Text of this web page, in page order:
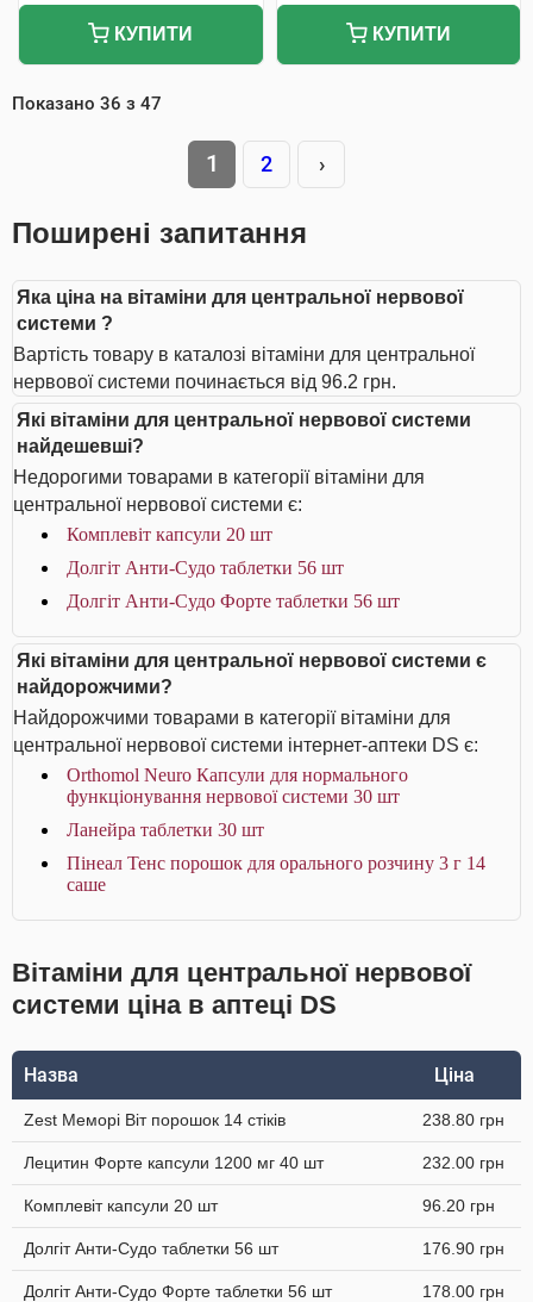
КУПИТИ КУПИТИ
Показано 36 з 47
1 2 ›
Поширені запитання
Яка ціна на вітаміни для центральної нервової
системи ?
Вартість товару в каталозі вітаміни для центральної
нервової системи починається від 96.2 грн.
Які вітаміни для центральної нервової системи
найдешевші?
Недорогими товарами в категорії вітаміни для
центральної нервової системи є:
Комплевіт капсули 20 шт
Долгіт Анти-Судо таблетки 56 шт
Долгіт Анти-Судо Форте таблетки 56 шт
Які вітаміни для центральної нервової системи є
найдорожчими?
Найдорожчими товарами в категорії вітаміни для
центральної нервової системи інтернет-аптеки DS є:
Orthomol Neuro Капсули для нормального
функціонування нервової системи 30 шт
Ланейра таблетки 30 шт
Пінеал Тенс порошок для орального розчину 3 г 14
саше
Вітаміни для центральної нервової
системи ціна в аптеці DS
Назва Ціна
Zest Меморі Віт порошок 14 стіків 238.80 грн
Лецитин Форте капсули 1200 мг 40 шт 232.00 грн
Комплевіт капсули 20 шт 96.20 грн
Долгіт Анти-Судо таблетки 56 шт 176.90 грн
Долгіт Анти-Судо Форте таблетки 56 шт 178.00 грн